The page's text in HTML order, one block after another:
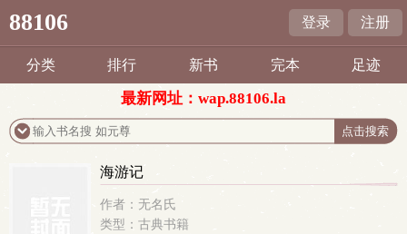
88106 登录 注册
分类 排行 新书 完本 足迹
最新网址：wap.88106.la
海游记
作者：无名氏
类型：古典书籍